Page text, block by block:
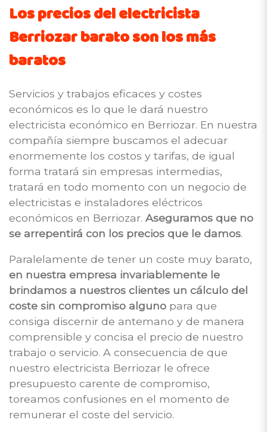
Los precios del electricista
Berriozar barato son los más
baratos
Servicios y trabajos eficaces y costes
económicos es lo que le dará nuestro
electricista económico en Berriozar. En nuestra
compañía siempre buscamos el adecuar
enormemente los costos y tarifas, de igual
forma tratará sin empresas intermedias,
tratará en todo momento con un negocio de
electricistas e instaladores eléctricos
económicos en Berriozar. Aseguramos que no
se arrepentirá con los precios que le damos.
Paralelamente de tener un coste muy barato,
en nuestra empresa invariablemente le
brindamos a nuestros clientes un cálculo del
coste sin compromiso alguno para que
consiga discernir de antemano y de manera
comprensible y concisa el precio de nuestro
trabajo o servicio. A consecuencia de que
nuestro electricista Berriozar le ofrece
presupuesto carente de compromiso,
toreamos confusiones en el momento de
remunerar el coste del servicio.